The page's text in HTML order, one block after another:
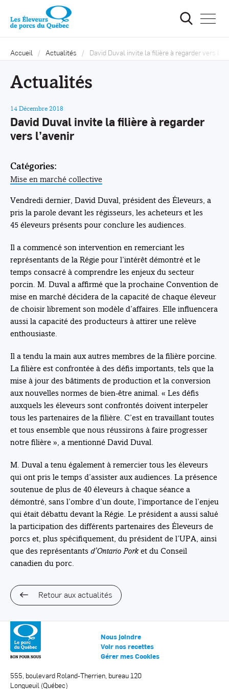
la
site
Accueil Actualités David Duval invite la filière à regarder vers
Actualités
14 Décembre 2018
David Duval invite la filière à regarder
vers l’avenir
Catégories:
Mise en marché collective
Vendredi dernier, David Duval, président des Éleveurs, a
pris la parole devant les régisseurs, les acheteurs et les
45 éleveurs présents pour conclure les audiences.
Il a commencé son intervention en remerciant les
représentants de la Régie pour l’intérêt démontré et le
temps consacré à comprendre les enjeux du secteur
porcin. M. Duval a affirmé que la prochaine Convention de
mise en marché décidera de la capacité de chaque éleveur
de choisir librement son modèle d’affaires. Elle influencera
aussi la capacité des producteurs à attirer une relève
enthousiaste.
Il a tendu la main aux autres membres de la filière porcine.
La filière est confrontée à des défis importants, tels que la
mise à jour des bâtiments de production et la conversion
aux nouvelles normes de bien-être animal. « Les défis
auxquels les éleveurs sont confrontés doivent interpeler
tous les partenaires de la filière. C’est en travaillant toutes
et tous ensemble que nous réussirons à faire progresser
notre filière », a mentionné David Duval.
M. Duval a tenu également à remercier tous les éleveurs
qui ont pris le temps d’assister aux audiences. La présence
soutenue de plus de 40 éleveurs à chaque séance a
démontré, sans l’ombre d’un doute, l’importance de l’enjeu
qui était débattu devant la Régie. Le président a aussi salué
la participation des différents partenaires des Éleveurs de
porcs et, plus spécifiquement, du président de l’UPA, ainsi
que des représentants d’Ontario Porket du Conseil
canadien du porc.
Retour aux actualités
555, boulevard Roland-Therrien, bureau 120
Longueuil (Québec)
Nous joindre
Voir nos recettes
Gérer mes Cookies